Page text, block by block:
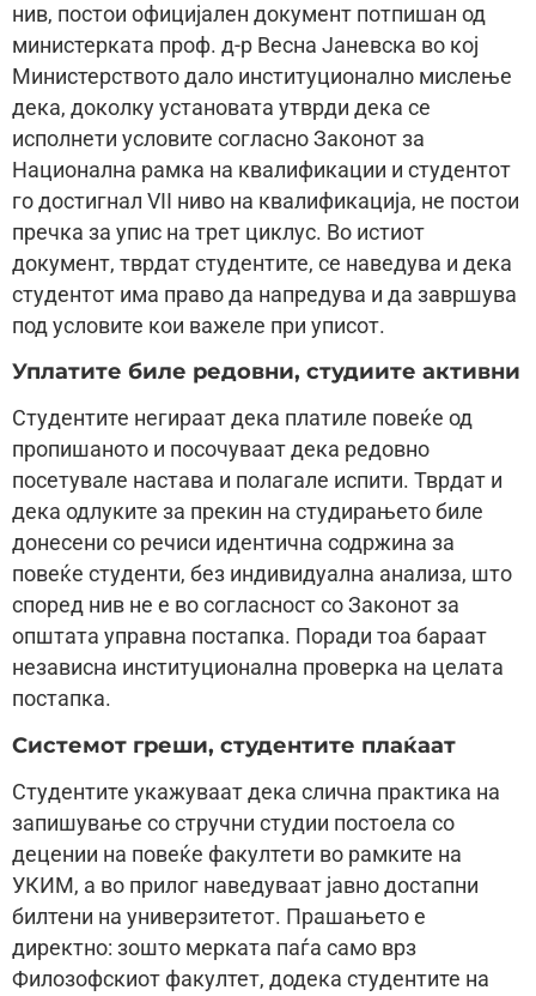
нив, постои официјален документ потпишан од
министерката проф. д-р Весна Јаневска во кој
Министерството дало институционално мислење
дека, доколку установата утврди дека се
исполнети условите согласно Законот за
Национална рамка на квалификации и студентот
го достигнал VII ниво на квалификација, не постои
пречка за упис на трет циклус. Во истиот
документ, тврдат студентите, се наведува и дека
студентот има право да напредува и да завршува
под условите кои важеле при уписот.
Уплатите биле редовни, студиите активни
Студентите негираат дека платиле повеќе од
пропишаното и посочуваат дека редовно
посетувале настава и полагале испити. Тврдат и
дека одлуките за прекин на студирањето биле
донесени со речиси идентична содржина за
повеќе студенти, без индивидуална анализа, што
според нив не е во согласност со Законот за
општата управна постапка. Поради тоа бараат
независна институционална проверка на целата
постапка.
Системот греши, студентите плаќаат
Студентите укажуваат дека слична практика на
запишување со стручни студии постоела со
децении на повеќе факултети во рамките на
УКИМ, а во прилог наведуваат јавно достапни
билтени на универзитетот. Прашањето е
директно: зошто мерката паѓа само врз
Филозофскиот факултет, додека студентите на